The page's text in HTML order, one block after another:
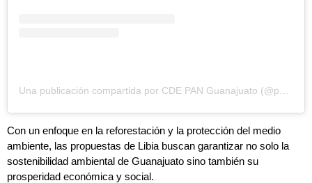
Una publicación compartida por CDE PAN Guanajuato (@pan_gto)
Con un enfoque en la reforestación y la protección del medio
ambiente, las propuestas de Libia buscan garantizar no solo la
sostenibilidad ambiental de Guanajuato sino también su
prosperidad económica y social.